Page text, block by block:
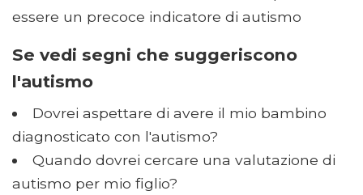
essere un precoce indicatore di autismo
Se vedi segni che suggeriscono
l'autismo
Dovrei aspettare di avere il mio bambino
diagnosticato con l'autismo?
Quando dovrei cercare una valutazione di
autismo per mio figlio?